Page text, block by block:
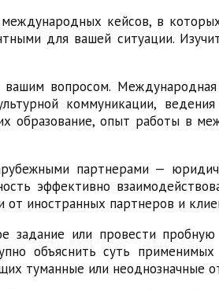
кейсов, в
для вашей ситуации.
вопросом.
коммуникации,
образование, опыт работы в
партнерами —
эффективно
иностранных партнеров и
задание или провести
объяснить суть
туманные или неоднозначные